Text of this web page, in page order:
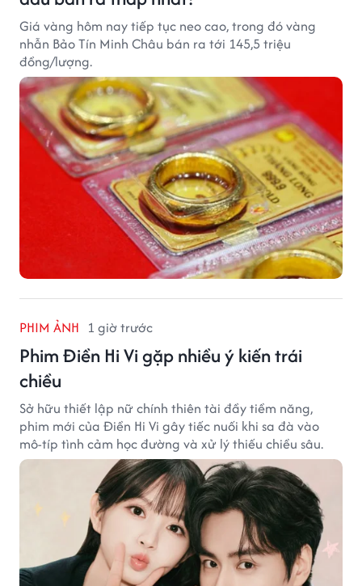
Giá vàng hôm nay tiếp tục neo cao, trong đó vàng
nhẫn Bảo Tín Minh Châu bán ra tới 145,5 triệu
đồng/lượng.
PHIM ẢNH 1 giờ trước
Phim Điền Hi Vi gặp nhiều ý kiến trái
chiều
Sở hữu thiết lập nữ chính thiên tài đầy tiềm năng,
phim mới của Điền Hi Vi gây tiếc nuối khi sa đà vào
mô-típ tình cảm học đường và xử lý thiếu chiều sâu.